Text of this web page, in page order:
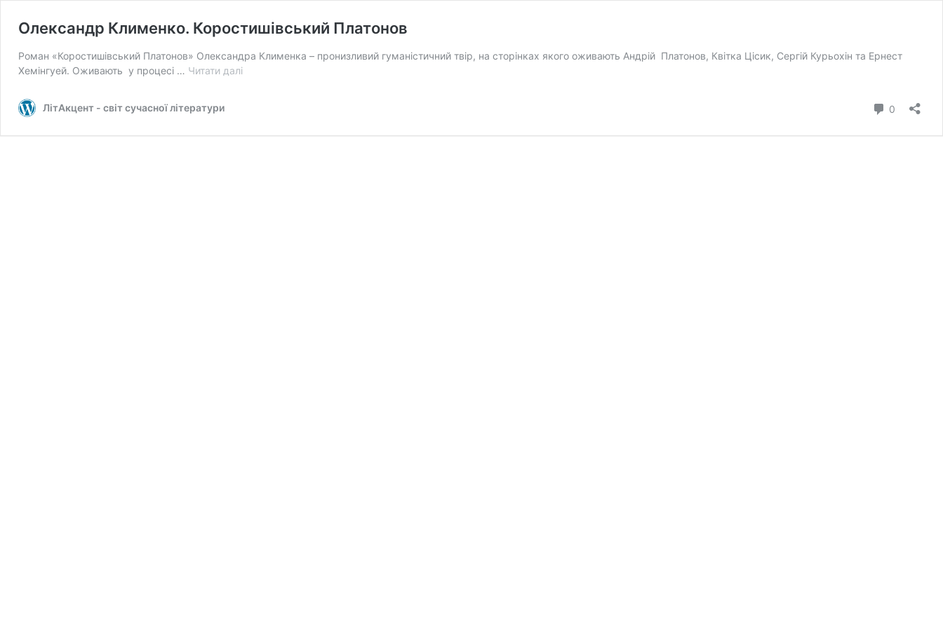
Олександр Клименко. Коростишівський Платонов
Роман «Коростишівський Платонов» Олександра Клименка – пронизливий гуманістичний твір, на сторінках якого оживають Андрій Платонов, Квітка Цісик, Сергій Курьохін та Ернест
Хемінгуей. Оживають у процесі … Читати даліОлександр
ЛітАкцент - світ сучасної літератури 0